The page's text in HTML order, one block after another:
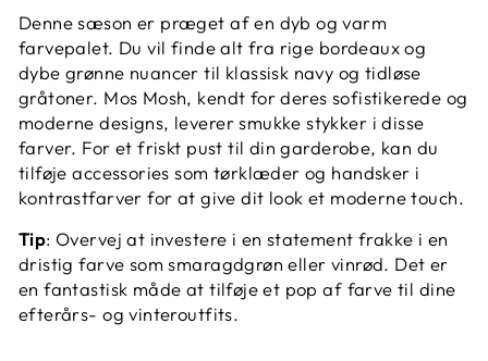
Denne sæson er præget af en dyb og varm
farvepalet. Du vil finde alt fra rige bordeaux og
dybe grønne nuancer til klassisk navy og tidløse
gråtoner. Mos Mosh, kendt for deres sofistikerede og
moderne designs, leverer smukke stykker i disse
farver. For et friskt pust til din garderobe, kan du
tilføje accessories som tørklæder og handsker i
kontrastfarver for at give dit look et moderne touch.
Tip: Overvej at investere i en statement frakke i en
dristig farve som smaragdgrøn eller vinrød. Det er
en fantastisk måde at tilføje et pop af farve til dine
efterårs- og vinteroutfits.